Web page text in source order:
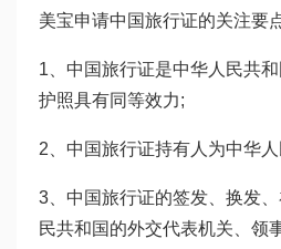
美宝申请中国旅行证的关注要
1、中国旅行证是中华人民共
护照具有同等效力;
2、中国旅行证持有人为中华
3、中国旅行证的签发、换发
民共和国的外交代表机关、领